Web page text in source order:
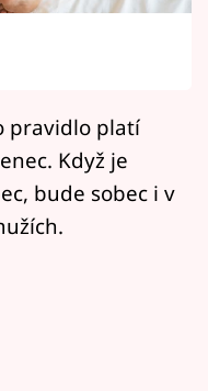
Vary
pravidlo platí
Když je
bude sobec i v